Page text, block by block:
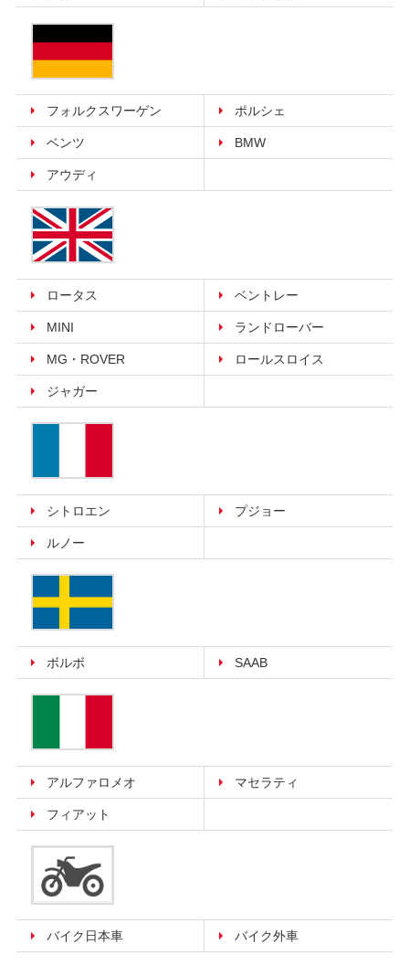
フォルクスワーゲン ポルシェ
ベンツ BMW
アウディ
ロータス ベントレー
MINI ランドローバー
MG・ROVER ロールスロイス
ジャガー
シトロエン プジョー
ルノー
ボルボ SAAB
アルファロメオ マセラティ
フィアット
バイク日本車 バイク外車